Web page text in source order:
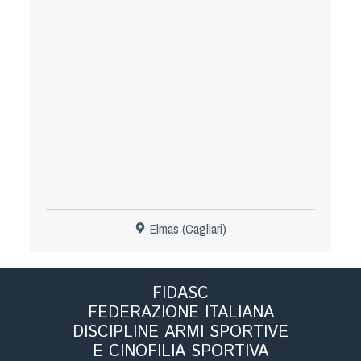
Elmas (Cagliari)
FIDASC
FEDERAZIONE ITALIANA
DISCIPLINE ARMI SPORTIVE
E CINOFILIA SPORTIVA
Cinofilia Sportiva
Agility
DiscDog
Dog Balance
Dog Trail